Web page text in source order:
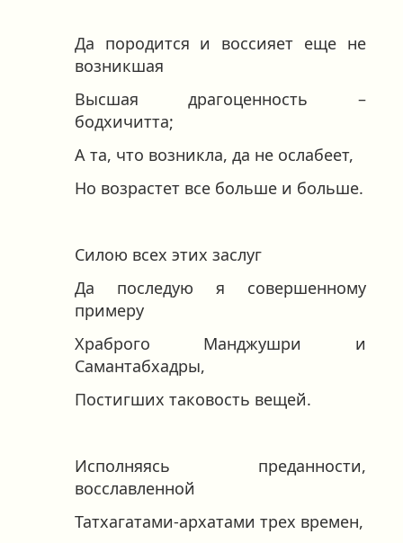
Да породится и воссияет еще не
возникшая
Высшая драгоценность –
бодхичитта;
А та, что возникла, да не ослабеет,
Но возрастет все больше и больше.
Силою всех этих заслуг
Да последую я совершенному
примеру
Храброго Манджушри и
Самантабхадры,
Постигших таковость вещей.
Исполняясь преданности,
восславленной
Татхагатами-архатами трех времен,